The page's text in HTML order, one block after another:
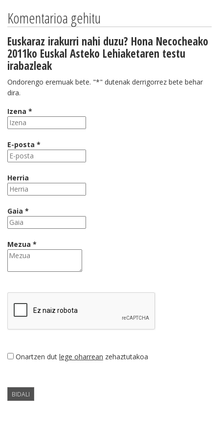
Komentarioa gehitu
Euskaraz irakurri nahi duzu? Hona Necocheako
2011ko Euskal Asteko Lehiaketaren testu
irabazleak
Ondorengo eremuak bete. "*" dutenak derrigorrez bete behar
dira.
Izena *
E-posta *
Herria
Gaia *
Mezua *
Onartzen dut lege oharrean zehaztutakoa
BIDALI